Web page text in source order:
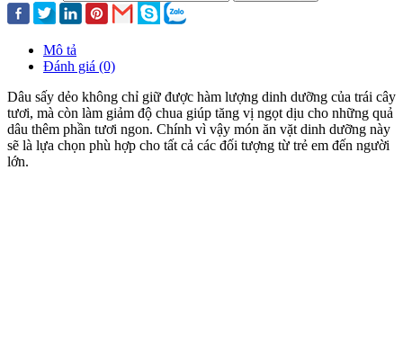
Mô tả
Đánh giá (0)
Dâu sấy dẻo không chỉ giữ được hàm lượng dinh dưỡng của trái cây
tươi, mà còn làm giảm độ chua giúp tăng vị ngọt dịu cho những quả
dâu thêm phần tươi ngon. Chính vì vậy món ăn vặt dinh dưỡng này
sẽ là lựa chọn phù hợp cho tất cả các đối tượng từ trẻ em đến người
lớn.